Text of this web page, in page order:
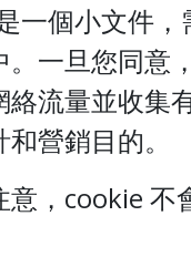
一個小文件
。一旦您同意
絡流量並收集
營銷目的。
意，cookie 不